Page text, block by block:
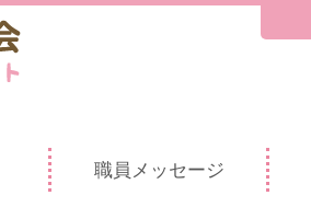
職員メッセージ